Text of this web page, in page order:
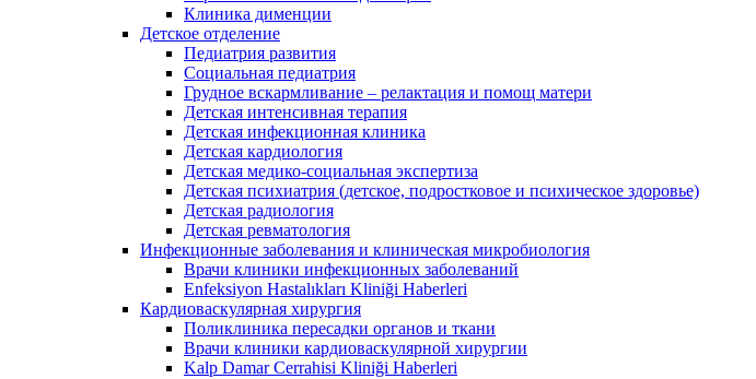
Клиника дименции
Детское отделение
Педиатрия развития
Социальная педиатрия
Грудное вскармливание – релактация и помощ матери
Детская интенсивная терапия
Детская инфекционная клиника
Детская кардиология
Детская медико-социальная экспертиза
Детская психиатрия (детское, подростковое и психическое здоровье)
Детская радиология
Детская ревматология
Инфекционные заболевания и клиническая микробиология
Врачи клиники инфекционных заболеваний
Enfeksiyon Hastalıkları Kliniği Haberleri
Кардиоваскулярная хирургия
Поликлиника пересадки органов и ткани
Врачи клиники кардиоваскулярной хирургии
Kalp Damar Cerrahisi Kliniği Haberleri